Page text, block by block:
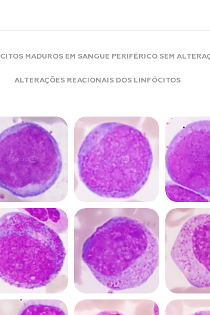
MADUROS EM SANGUE PERIFÉRICO SEM
ALTERAÇÕES REACIONAIS DOS LINFÓCITOS